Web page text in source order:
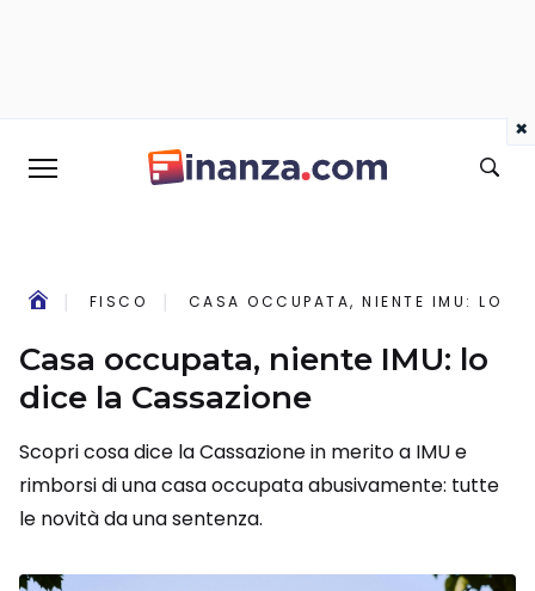
FISCO CASA OCCUPATA, NIENTE IMU: LO
Casa occupata, niente IMU: lo
dice la Cassazione
Scopri cosa dice la Cassazione in merito a IMU e
rimborsi di una casa occupata abusivamente: tutte
le novità da una sentenza.
×